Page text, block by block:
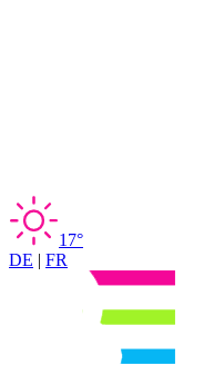
17°
DE | FR